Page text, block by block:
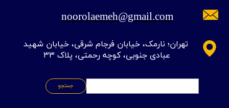
​تهران؛ نارمک، خیابان فرجام شرقی، خیابان شهید
عبادی جنوبی، کوچه رحمتی، پلاک ۳۳
noorolaemeh@gmail.com
جستجو